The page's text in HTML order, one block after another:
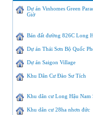
Dự án Vinhomes Green
Giờ
Bán đất đường 826C Long
Dự án Thái Sơn Bộ Quốc
Dự án Saigon Village
Khu Dân Cư Đào Sư Tích
Khu dân cư Long Hậu Nam
Khu dân cư 28ha nhơn đức